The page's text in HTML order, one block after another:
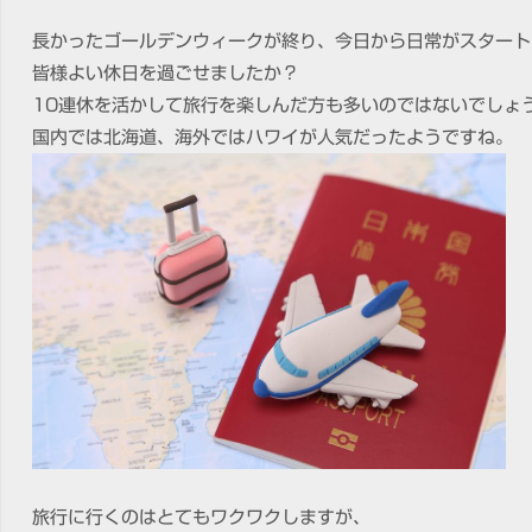
長かったゴールデンウィークが終り、今日から日常がスタート
皆様よい休日を過ごせましたか？
10連休を活かして旅行を楽しんだ方も多いのではないでしょ
国内では北海道、海外ではハワイが人気だったようですね。
旅行に行くのはとてもワクワクしますが、